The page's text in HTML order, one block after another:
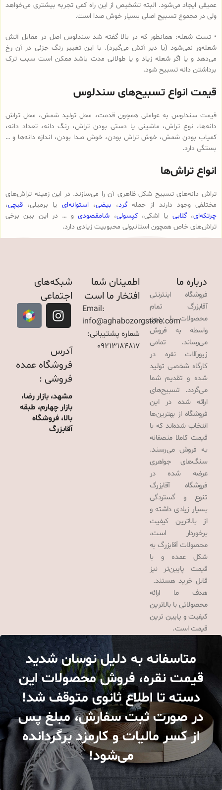
عمیقی ایجاد می‌شود. البته تشخیص از این راه کمی تجربه بیشتری می‌خواهد
ولی در مجموع تسبیح اصلی بسیار خوش صدا است.
• تست شعله: همانطور که در بالا گفته شد سندلوس اصل در مقابل آتش
شعله‌ور نمی‌شود (یا دیر آتش می‌گیرد). با این تغییر رنگ جزئی در آن رخ
می‌دهد و یا اگر شعله زیاد و یا طولانی مدت باشد ممکن است سبب ترک
برداشتن دانه تسبیح شود.
قیمت انواع تسبیح‌های سندلوس
قیمت سندلوس به عواملی همچون قدمت، محل تولید شمش، محل تراش
دانه‌ها، نوع تراش، ماشینی یا دستی بودن تراش، رنگ دانه، تعداد دانه،
کمیاب بودن شمش، خوش تراش بودن، خوش صدا بودن، اندازه دانه‌ها و …
بستگی دارد.
انواع تراش‌ها
تراش دانه‌های تسبیح شکل ظاهری آن را می‌سازند. در این زمینه تراش‌های
مختلفی وجود دارند از جمله گرد، بیضی،استوانه‌ای یا برمیلی، قیچی،
چرتکه‌ای،گلابی یا اشکی،کپسولی، شامقصودیو … در این بین برخی
تراش‌های خاص همچون استانبولی محبوبیت زیادی دارد.
درباره ما
فروشگاه اینترنتی
آقابزرگ تمام
محصولات را بدون
واسطه به فروش
می‌رساند. تمامی
زیورآلات نقره در
کارگاه شخصی تولید
شده و تقدیم شما
می‌گردد. تسبیح‌های
ارائه شده در این
فروشگاه از بهترین‌ها
انتخاب شده‌اند که با
قیمت کاملا منصفانه
به فروش می‌رسند.
سنگ‌های جواهری
عرضه شده در
فروشگاه آقابزرگ
تنوع و گستردگی
بسیار زیادی داشته و
از بالاترین کیفیت
برخوردار است،
محصولات آقابزرگ به
شکل عمده و با
قیمت پایین‌تر نیز
قابل خرید هستند.
هدف ما ارائه
محصولاتی با بالاترین
کیفیت و پایین ترین
قیمت است.
اطمینان شما
افتخار ما است
Email:
info@aghabozorgstore.com
شماره پشتیبانی:
09213184817
شبکه‌های
اجتماعی
آدرس
فروشگاه عمده
فروشی :
مشهد، بازار رضا،
بازار چهارم، طبقه
بالا، فروشگاه
آقابزرگ
متاسفانه به دلیل نوسان شدید
قیمت نقره، فروش محصولات این
دسته تا اطلاع ثانوی متوقف شد!
در صورت ثبت سفارش، مبلغ پس
از کسر مالیات و کارمزد برگردانده
می‌شود!